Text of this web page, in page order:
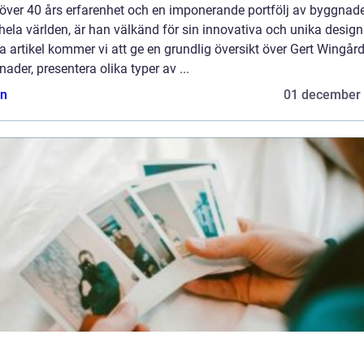
40 års erfarenhet och en imponerande portfölj av
världen, är han välkänd för sin innovativa och unika
artikel kommer vi att ge en grundlig översikt över Gert
presentera olika typer av ...
01 december